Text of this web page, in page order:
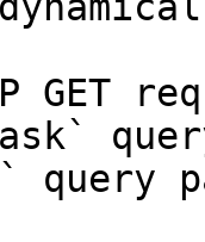
GET
query